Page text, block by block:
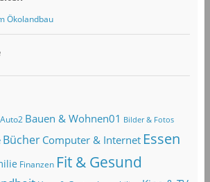
Ökolandbau
Auto2 Bauen & Wohnen01 Bilder & Fotos
Bücher Computer & Internet Essen
Finanzen Fit & Gesund